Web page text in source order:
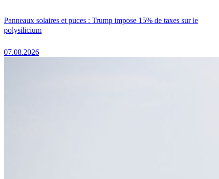
Panneaux solaires et puces : Trump impose 15% de taxes sur le
polysilicium
07.08.2026